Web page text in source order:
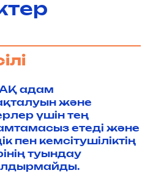
АҚ адам
және
үшін тең
етеді және
пен кемсітушіліктің
туындау